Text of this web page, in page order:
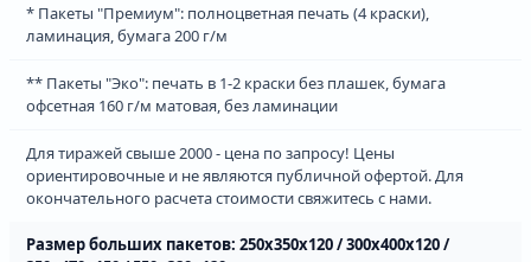
* Пакеты "Премиум": полноцветная печать (4 краски),
ламинация, бумага 200 г/м
** Пакеты "Эко": печать в 1-2 краски без плашек, бумага
офсетная 160 г/м матовая, без ламинации
Для тиражей свыше 2000 - цена по запросу! Цены
ориентировочные и не являются публичной офертой. Для
окончательного расчета стоимости свяжитесь с нами.
Размер больших пакетов: 250х350х120 / 300х400х120 /